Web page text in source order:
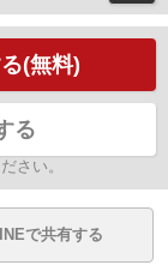
(無料)
る
さい。
で共有する